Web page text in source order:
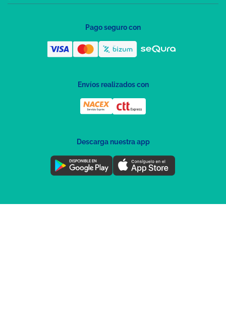
Pago seguro con
Envíos realizados con
Descarga nuestra app